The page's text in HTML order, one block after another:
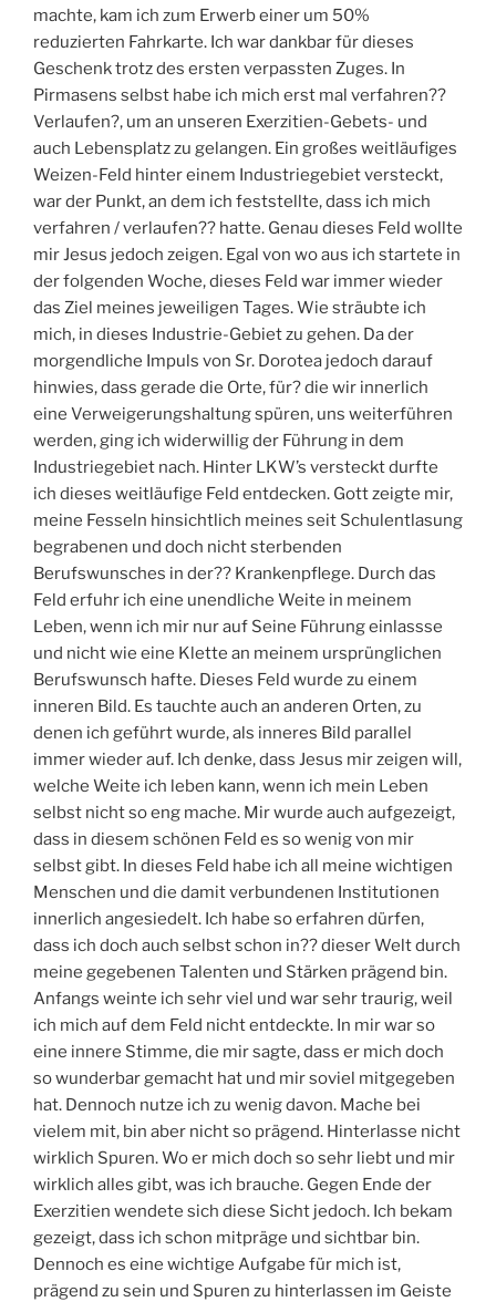
machte, kam ich zum Erwerb einer um 50%
reduzierten Fahrkarte. Ich war dankbar für dieses
Geschenk trotz des ersten verpassten Zuges. In
Pirmasens selbst habe ich mich erst mal verfahren??
Verlaufen?, um an unseren Exerzitien-Gebets- und
auch Lebensplatz zu gelangen. Ein großes weitläufiges
Weizen-Feld hinter einem Industriegebiet versteckt,
war der Punkt, an dem ich feststellte, dass ich mich
verfahren / verlaufen?? hatte. Genau dieses Feld wollte
mir Jesus jedoch zeigen. Egal von wo aus ich startete in
der folgenden Woche, dieses Feld war immer wieder
das Ziel meines jeweiligen Tages. Wie sträubte ich
mich, in dieses Industrie-Gebiet zu gehen. Da der
morgendliche Impuls von Sr. Dorotea jedoch darauf
hinwies, dass gerade die Orte, für? die wir innerlich
eine Verweigerungshaltung spüren, uns weiterführen
werden, ging ich widerwillig der Führung in dem
Industriegebiet nach. Hinter LKW’s versteckt durfte
ich dieses weitläufige Feld entdecken. Gott zeigte mir,
meine Fesseln hinsichtlich meines seit Schulentlasung
begrabenen und doch nicht sterbenden
Berufswunsches in der?? Krankenpflege. Durch das
Feld erfuhr ich eine unendliche Weite in meinem
Leben, wenn ich mir nur auf Seine Führung einlassse
und nicht wie eine Klette an meinem ursprünglichen
Berufswunsch hafte. Dieses Feld wurde zu einem
inneren Bild. Es tauchte auch an anderen Orten, zu
denen ich geführt wurde, als inneres Bild parallel
immer wieder auf. Ich denke, dass Jesus mir zeigen will,
welche Weite ich leben kann, wenn ich mein Leben
selbst nicht so eng mache. Mir wurde auch aufgezeigt,
dass in diesem schönen Feld es so wenig von mir
selbst gibt. In dieses Feld habe ich all meine wichtigen
Menschen und die damit verbundenen Institutionen
innerlich angesiedelt. Ich habe so erfahren dürfen,
dass ich doch auch selbst schon in?? dieser Welt durch
meine gegebenen Talenten und Stärken prägend bin.
Anfangs weinte ich sehr viel und war sehr traurig, weil
ich mich auf dem Feld nicht entdeckte. In mir war so
eine innere Stimme, die mir sagte, dass er mich doch
so wunderbar gemacht hat und mir soviel mitgegeben
hat. Dennoch nutze ich zu wenig davon. Mache bei
vielem mit, bin aber nicht so prägend. Hinterlasse nicht
wirklich Spuren. Wo er mich doch so sehr liebt und mir
wirklich alles gibt, was ich brauche. Gegen Ende der
Exerzitien wendete sich diese Sicht jedoch. Ich bekam
gezeigt, dass ich schon mitpräge und sichtbar bin.
Dennoch es eine wichtige Aufgabe für mich ist,
prägend zu sein und Spuren zu hinterlassen im Geiste